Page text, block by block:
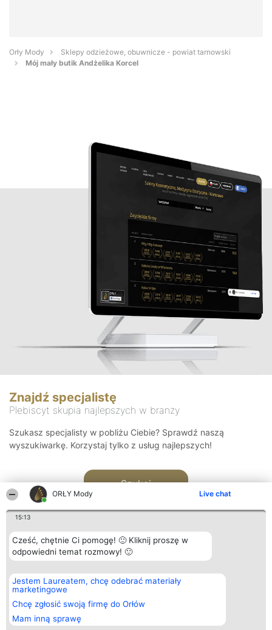
ORŁY Mody Live chat
15:13
Cześć, chętnie Ci pomogę! 🙂 Kliknij proszę w
odpowiedni temat rozmowy! 🙂
Jestem Laureatem, chcę odebrać materiały
marketingowe
Chcę zgłosić swoją firmę do Orłów
Mam inną sprawę
Orły Mody
Sklepy odzieżowe, obuwnicze - powiat tarnowski
Mój mały butik Andżelika Korcel
Znajdź specjalistę
Plebiscyt skupia najlepszych w branży
Szukasz specjalisty w pobliżu Ciebie? Sprawdź naszą
wyszukiwarkę. Korzystaj tylko z usług najlepszych!
Szukaj
Organizator plebiscytu
Bright Side Solutions sp. z o.
o. sp. k.
ul. Ruska 22
Wrocław 50-079
KRS 0000749100 | Regon
381313360 | NIP 8943132676
Plebiscyt
Laureaci
wszystkich
Laureatów
Regulamin
Kontakt
Kontakt